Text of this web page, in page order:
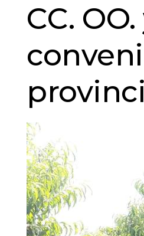
CC.